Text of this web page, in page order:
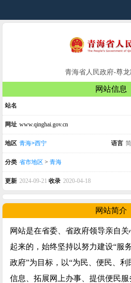
青海省人民政府-尊
网站信息
站名
网址 www.qinghai.gov.cn
地区 青海>西宁 语言
分类 省市地区 > 青海
更新 2024-09-21 收录 2020-04-18
网站简介
网站是在省委、省政府领导亲自
起来的，始终坚持以努力建设“服
政府”为目标，以“为民、便民、
信息、拓展网上办事、提供便民